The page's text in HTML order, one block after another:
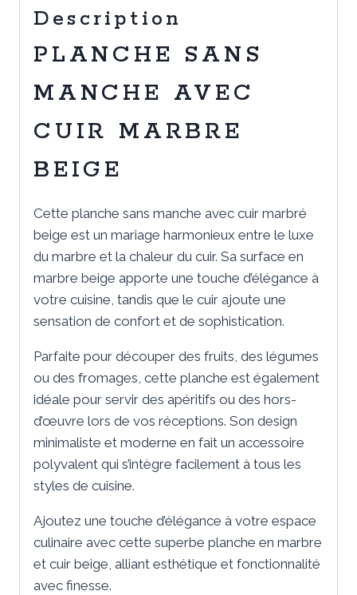
Description
PLANCHE SANS
MANCHE AVEC
CUIR MARBRE
BEIGE
Cette planche sans manche avec cuir marbré
beige est un mariage harmonieux entre le luxe
du marbre et la chaleur du cuir. Sa surface en
marbre beige apporte une touche d’élégance à
votre cuisine, tandis que le cuir ajoute une
sensation de confort et de sophistication.
Parfaite pour découper des fruits, des légumes
ou des fromages, cette planche est également
idéale pour servir des apéritifs ou des hors-
d’œuvre lors de vos réceptions. Son design
minimaliste et moderne en fait un accessoire
polyvalent qui s’intègre facilement à tous les
styles de cuisine.
Ajoutez une touche d’élégance à votre espace
culinaire avec cette superbe planche en marbre
et cuir beige, alliant esthétique et fonctionnalité
avec finesse.